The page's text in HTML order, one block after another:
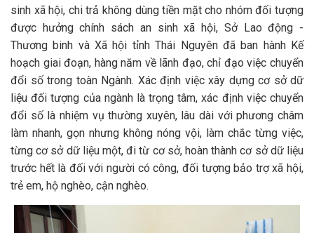
sinh xã hội, chi trả không dùng tiền mặt cho nhóm đối tượng
được hưởng chính sách an sinh xã hội, Sở Lao động -
Thương binh và Xã hội tỉnh Thái Nguyên đã ban hành Kế
hoạch giai đoạn, hàng năm về lãnh đạo, chỉ đạo việc chuyển
đổi số trong toàn Ngành. Xác định việc xây dựng cơ sở dữ
liệu đối tượng của ngành là trọng tâm, xác định việc chuyển
đổi số là nhiệm vụ thường xuyên, lâu dài với phương châm
làm nhanh, gọn nhưng không nóng vội, làm chắc từng việc,
từng cơ sở dữ liệu một, đi từ cơ sở, hoàn thành cơ sở dữ liệu
trước hết là đối với người có công, đối tượng bảo trợ xã hội,
trẻ em, hộ nghèo, cận nghèo.